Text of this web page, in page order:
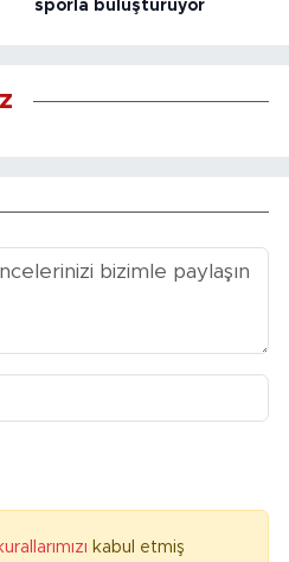
sporla buluşturuyor
kabul etmiş